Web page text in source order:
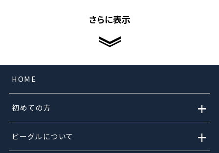
さらに表示
HOME
初めての方 +
ビーグルについて +